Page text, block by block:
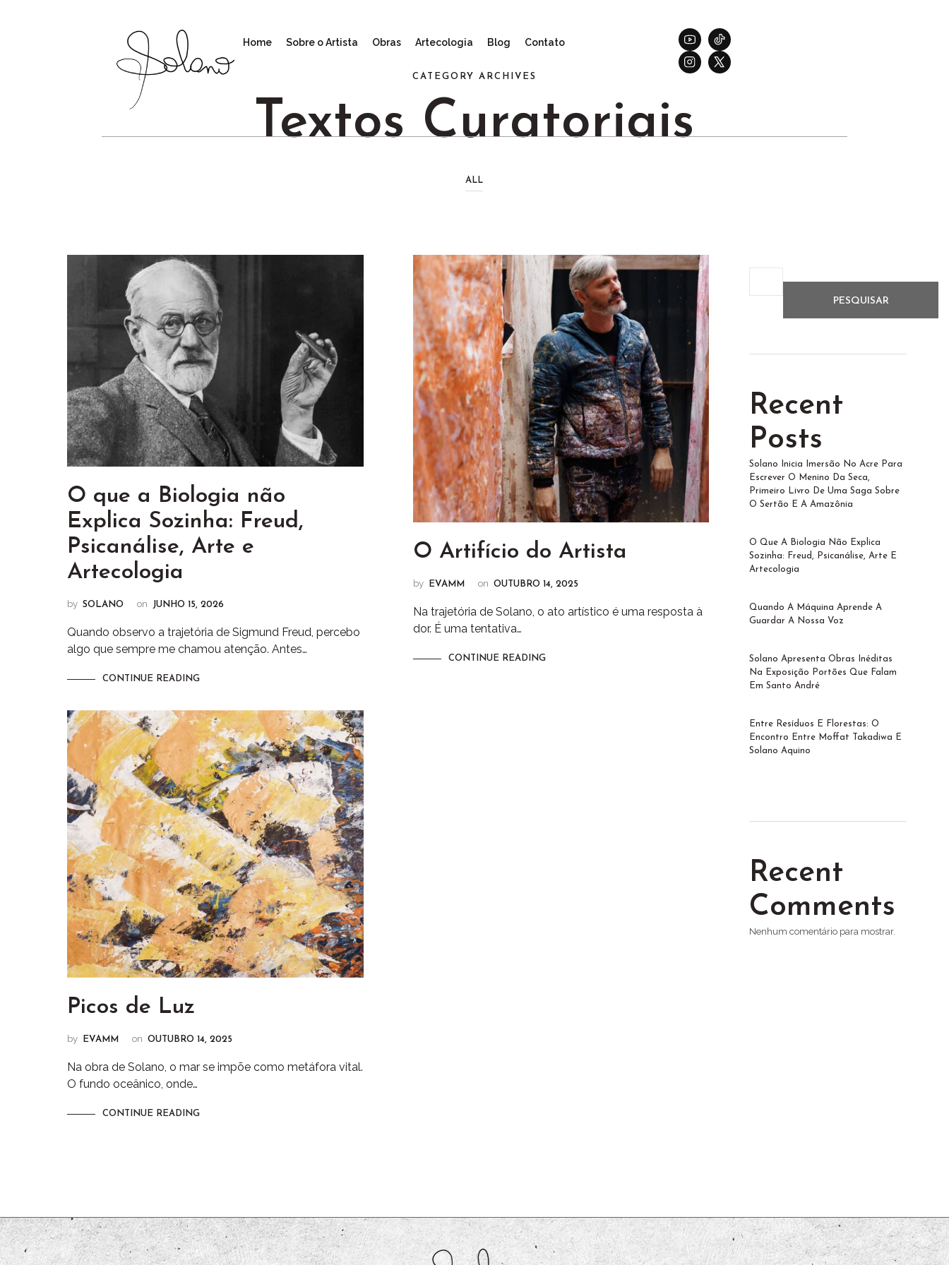
Home Sobre o Artista Obras Artecologia Blog Contato
CATEGORY ARCHIVES
Textos Curatoriais
ALL
O que a Biologia não
Explica Sozinha: Freud,
Psicanálise, Arte e
Artecologia
by SOLANO on JUNHO 15, 2026
Quando observo a trajetória de Sigmund Freud, percebo
algo que sempre me chamou atenção. Antes…
CONTINUE READING
Picos de Luz
by EVAMM on OUTUBRO 14, 2025
Na obra de Solano, o mar se impõe como metáfora vital.
O fundo oceânico, onde…
CONTINUE READING
O Artifício do Artista
by EVAMM on OUTUBRO 14, 2025
Na trajetória de Solano, o ato artístico é uma resposta à
dor. É uma tentativa…
CONTINUE READING
PESQUISAR
Recent
Posts
Solano Inicia Imersão No Acre Para
Escrever O Menino Da Seca,
Primeiro Livro De Uma Saga Sobre
O Sertão E A Amazônia
O Que A Biologia Não Explica
Sozinha: Freud, Psicanálise, Arte E
Artecologia
Quando A Máquina Aprende A
Guardar A Nossa Voz
Solano Apresenta Obras Inéditas
Na Exposição Portões Que Falam
Em Santo André
Entre Resíduos E Florestas: O
Encontro Entre Moffat Takadiwa E
Solano Aquino
Recent
Comments
Nenhum comentário para mostrar.